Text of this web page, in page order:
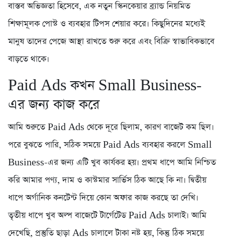
বাস্তব অভিজ্ঞতা হিসেবে, এক নতুন স্কিনকেয়ার ব্র্যান্ড নিয়মিত
শিক্ষামূলক পোস্ট ও ব্যবহার টিপস শেয়ার করে। কিছুদিনের মধ্যেই
মানুষ তাদের পেজে আস্থা রাখতে শুরু করে এবং বিক্রি স্বাভাবিকভাবে
বাড়তে থাকে।
Paid Ads কখন Small Business-
এর জন্য কাজ করে
আমি শুরুতে Paid Ads থেকে দূরে ছিলাম, কারণ বাজেট কম ছিল।
পরে বুঝতে পারি, সঠিক সময়ে Paid Ads ব্যবহার করলে Small
Business-এর জন্য এটি খুব কার্যকর হয়। প্রথম ধাপে আমি নিশ্চিত
করি আমার পণ্য, দাম ও কাস্টমার সার্ভিস ঠিক আছে কি না। দ্বিতীয়
ধাপে অর্গানিক কনটেন্ট দিয়ে কোন অফার কাজ করছে তা দেখি।
তৃতীয় ধাপে খুব অল্প বাজেটে টার্গেটেড Paid Ads চালাই। আমি
দেখেছি, প্রস্তুতি ছাড়া Ads চালালে টাকা নষ্ট হয়, কিন্তু ঠিক সময়ে